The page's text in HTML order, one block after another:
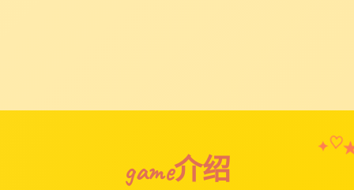
game介绍
✦♡